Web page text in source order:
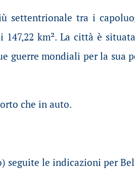
settentrionale tra i
km². La città è
guerre mondiali per la sua
che in auto.
seguite le indicazioni per